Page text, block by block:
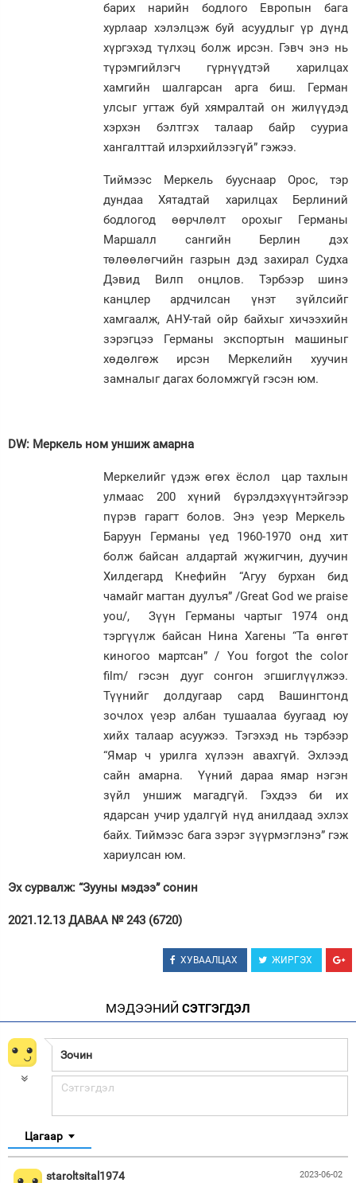
барих нарийн бодлого Европын бага
хурлаар хэлэлцэж буй асуудлыг үр дүнд
хүргэхэд түлхэц болж ирсэн. Гэвч энэ нь
түрэмгийлэгч гүрнүүдтэй харилцах
хамгийн шалгарсан арга биш. Герман
улсыг угтаж буй хямралтай он жилүүдэд
хэрхэн бэлтгэх талаар байр сууриа
хангалттай илэрхийлээгүй” гэжээ.
Тиймээс Меркель бууснаар Орос, тэр
дундаа Хятадтай харилцах Берлиний
бодлогод өөрчлөлт орохыг Германы
Маршалл сангийн Берлин дэх
төлөөлөгчийн газрын дэд захирал Судха
Дэвид Вилп онцлов. Тэрбээр шинэ
канцлер ардчилсан үнэт зүйлсийг
хамгаалж, АНУ-тай ойр байхыг хичээхийн
зэрэгцээ Германы экспортын машиныг
хөдөлгөж ирсэн Меркелийн хуучин
замналыг дагах боломжгүй гэсэн юм.
DW: Меркель ном уншиж амарна
Меркелийг үдэж өгөх ёслол цар тахлын
улмаас 200 хүний бүрэлдэхүүнтэйгээр
пүрэв гарагт болов. Энэ үеэр Меркель
Баруун Германы үед 1960-1970 онд хит
болж байсан алдартай жүжигчин, дуучин
Хилдегард Кнефийн “Агуу бурхан бид
чамайг магтан дуулъя” /Great God we praise
you/, Зүүн Германы чартыг 1974 онд
тэргүүлж байсан Нина Хагены “Та өнгөт
киногоо мартсан” / You forgot the color
film/ гэсэн дууг сонгон эгшиглүүлжээ.
Түүнийг долдугаар сард Вашингтонд
зочлох үеэр албан тушаалаа буугаад юу
хийх талаар асуужээ. Тэгэхэд нь тэрбээр
“Ямар ч урилга хүлээн авахгүй. Эхлээд
сайн амарна. Үүний дараа ямар нэгэн
зүйл уншиж магадгүй. Гэхдээ би их
ядарсан учир удалгүй нүд анилдаад эхлэх
байх. Тиймээс бага зэрэг зүүрмэглэнэ” гэж
хариулсан юм.
Эх сурвалж: “Зууны мэдээ” сонин
2021.12.13 ДАВАА № 243 (6720)
ХУВААЛЦАХ ЖИРГЭХ
МЭДЭЭНИЙ СЭТГЭГДЭЛ
Цагаар
2023-06-02
staroltsital1974